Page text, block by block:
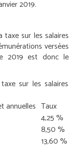
2019.
sur les salaires
versées
2019 est donc le
sur les salaires
annuelles Taux
4,25 %
8,50 %
13,60 %